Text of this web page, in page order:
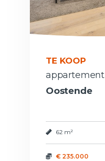
TE KOOP
appartement
Oostende
62 m²
€ 235.000